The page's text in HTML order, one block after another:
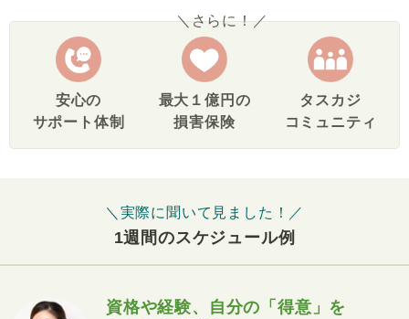
＼さらに！／
安心の
サポート体制
最大１億円の
損害保険
タスカジ
コミュニティ
＼実際に聞いて見ました！／
1週間のスケジュール例
資格や経験、自分の「得意」を